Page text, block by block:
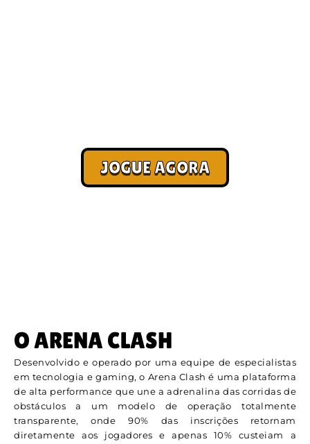
JOGUE AGORA
O ARENA CLASH
Desenvolvido e operado por uma equipe de especialistas
em tecnologia e gaming, o Arena Clash é uma plataforma
de alta performance que une a adrenalina das corridas de
obstáculos a um modelo de operação totalmente
transparente, onde 90% das inscrições retornam
diretamente aos jogadores e apenas 10% custeiam a